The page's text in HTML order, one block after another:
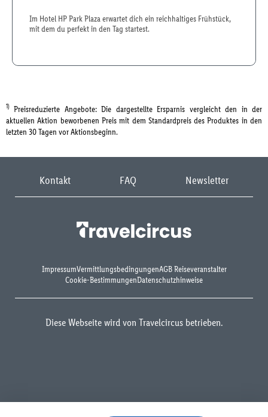
Im Hotel HP Park Plaza erwartet dich ein reichhaltiges Frühstück,
mit dem du perfekt in den Tag startest.
1) Preisreduzierte Angebote: Die dargestellte Ersparnis vergleicht den in der
aktuellen Aktion beworbenen Preis mit dem Standardpreis des Produktes in den
letzten 30 Tagen vor Aktionsbeginn.
Kontakt FAQ Newsletter
ImpressumVermittlungsbedingungenAGB Reiseveranstalter
Cookie-BestimmungenDatenschutzhinweise
Diese Webseite wird von Travelcircus betrieben.